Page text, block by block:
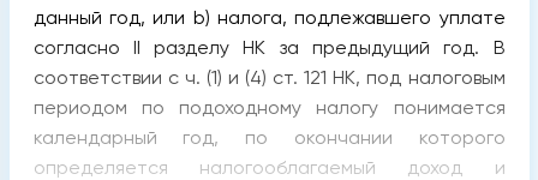
данный год, или b) налога, подлежавшего уплате
согласно II разделу НК за предыдущий год. В
соответствии с ч. (1) и (4) ст. 121 НК, под налоговым
периодом по подоходному налогу понимается
календарный год, по окончании которого
определяется налогооблагаемый доход и